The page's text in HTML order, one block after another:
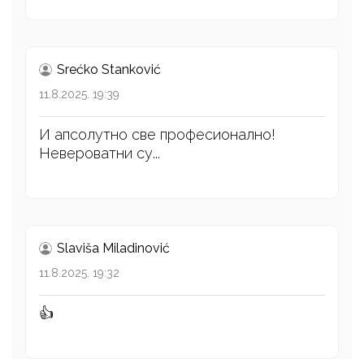
Srećko Stanković
11.8.2025. 19:39
И апсолутно све професионално!
Невероватни су...
Slaviša Miladinović
11.8.2025. 19:32
👍